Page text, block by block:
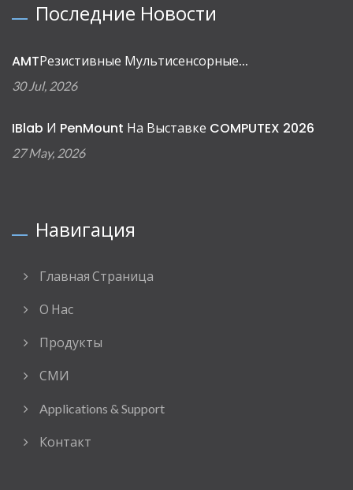
Последние Новости
AMTРезистивные Мультисенсорные...
30 Jul, 2026
IBlab И PenMount На Выставке COMPUTEX 2026
27 May, 2026
Навигация
Главная Страница
О Нас
Продукты
СМИ
Applications & Support
Контакт